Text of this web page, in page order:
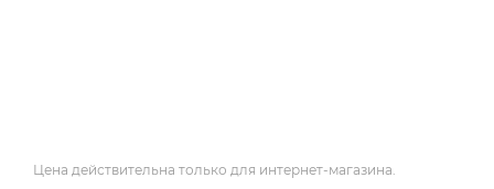
Цена действительна только для интернет-магазина.